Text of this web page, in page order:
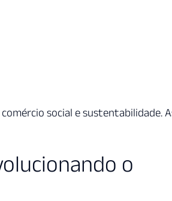
social e sustentabilidade.
o